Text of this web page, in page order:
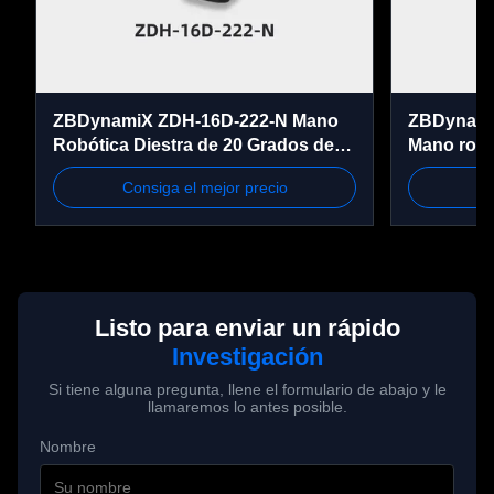
apertura y cierre del
lado del pulgar.
0~31°
Ángulo máximo de
Ángulo de rotación
lateral del pulgar
0~90°
Pantalla táctil con el
ZBDynamiX ZDH-16D-222-N Mano
Robótica Diestra de 20 Grados de
Libertad | 16 GDL Activos, 52 N de
Fuerza de Agarre, Comunicación
Consiga el mejor precio
Mano
útil
Listo para enviar un rápido
Investigación
Si tiene alguna pregunta, llene el formulario de abajo y le
llamaremos lo antes posible.
Nombre